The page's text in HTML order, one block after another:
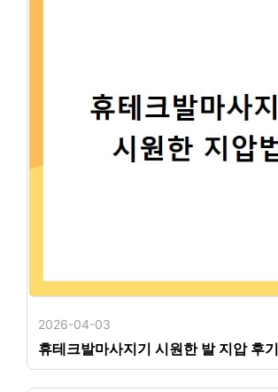
2026-04-03
휴테크발마사지기 시원한 발 지압 후기